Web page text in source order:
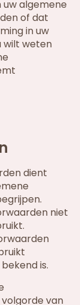
algemene
of dat
in uw
wilt weten
dient
niet
is.
van